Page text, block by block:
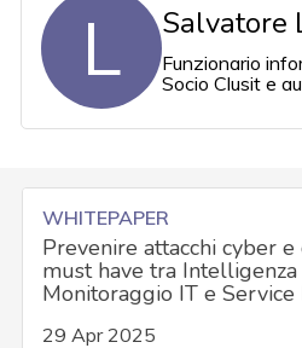
L Salvatore
Funzionario
Socio Clusit e
WHITEPAPER
Prevenire attacchi cyber
must have tra
Monitoraggio IT e Service
29 Apr 2025